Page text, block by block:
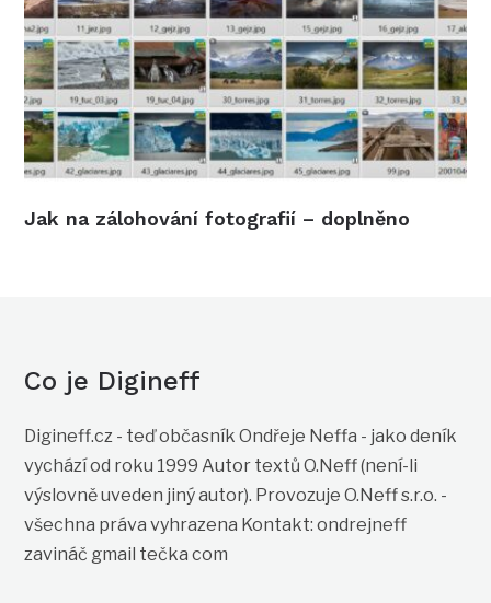
Jak na zálohování fotografií – doplněno
Co je Digineff
Digineff.cz - teď občasník Ondřeje Neffa - jako deník
vychází od roku 1999 Autor textů O.Neff (není-li
výslovně uveden jiný autor). Provozuje O.Neff s.r.o. -
všechna práva vyhrazena Kontakt: ondrejneff
zavináč gmail tečka com